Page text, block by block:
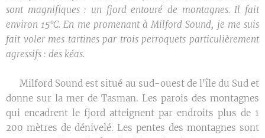
sont magnifiques : un fjord entouré de montagnes. Il fait
environ 15°C. En me promenant à Milford Sound, je me suis
fait voler mes tartines par trois perroquets particulièrement
agressifs : des kéas.
🌿Milford Sound est situé au sud-ouest de l'île du Sud et
donne sur la mer de Tasman. Les parois des montagnes
qui encadrent le fjord atteignent par endroits plus de 1
200 mètres de dénivelé. Les pentes des montagnes sont